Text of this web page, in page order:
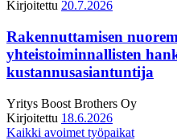
Kirjoitettu 20.7.2026
Rakennuttamisen
yhteistoiminnallisten
kustannusasiantuntija
Yritys Boost Brothers Oy
Kirjoitettu 18.6.2026
Kaikki avoimet työpaikat